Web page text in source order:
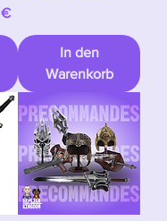
€
In den
Warenkorb